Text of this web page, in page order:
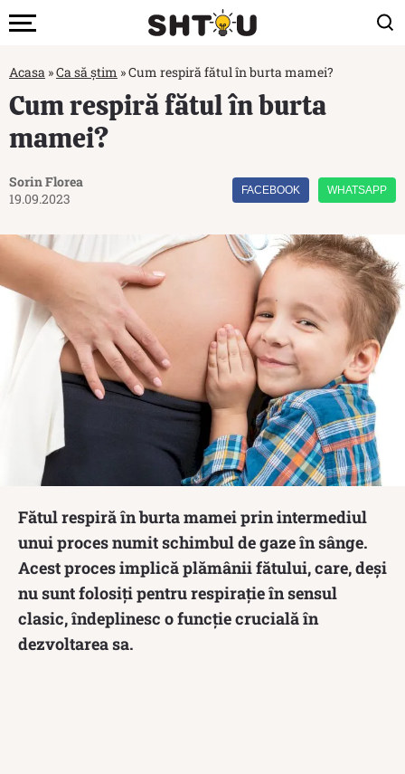
Acasa »Ca să știm »Cum respiră fătul în burta mamei?
Cum respiră fătul în burta
mamei?
Sorin Florea
19.09.2023
FACEBOOK WHATSAPP
Fătul respiră în burta mamei prin intermediul
unui proces numit schimbul de gaze în sânge.
Acest proces implică plămânii fătului, care, deși
nu sunt folosiți pentru respirație în sensul
clasic, îndeplinesc o funcție crucială în
dezvoltarea sa.